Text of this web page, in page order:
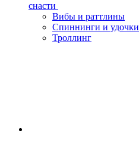
снасти
Вибы и раттлины
Спиннинги и удочки
Троллинг